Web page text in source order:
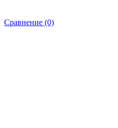
Сравнение (0)